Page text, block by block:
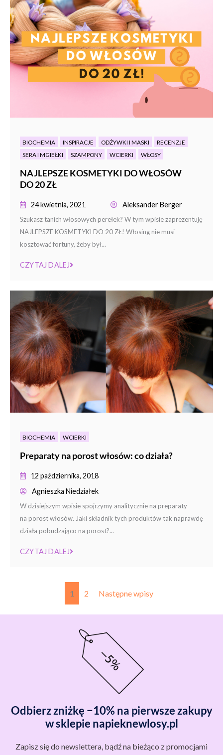
BIOCHEMIA INSPIRACJE ODŻYWKI I MASKI
RECENZJE
SERA I MGIEŁKI
SZAMPONY WCIERKI WŁOSY
NAJLEPSZE KOSMETYKI DO WŁOSÓW
DO 20 ZŁ
24 kwietnia, 2021 Aleksander Berger
Szukasz tanich włosowych perełek? W tym wpisie zaprezentuję
NAJLEPSZE KOSMETYKI DO 20 ZŁ! Włosing nie musi
kosztować fortuny, żeby był...
CZYTAJ DALEJ
BIOCHEMIA WCIERKI
Preparaty na porost włosów: co działa?
12 października, 2018
Agnieszka Niedziałek
W dzisiejszym wpisie spojrzymy analitycznie na preparaty
na porost włosów. Jaki składnik tych produktów tak naprawdę
działa pobudzająco na porost?...
CZYTAJ DALEJ
1 2 Następne wpisy
Odbierz zniżkę −10% na pierwsze zakupy
w sklepie napieknewlosy.pl
Zapisz się do newslettera, bądź na bieżąco z promocjami